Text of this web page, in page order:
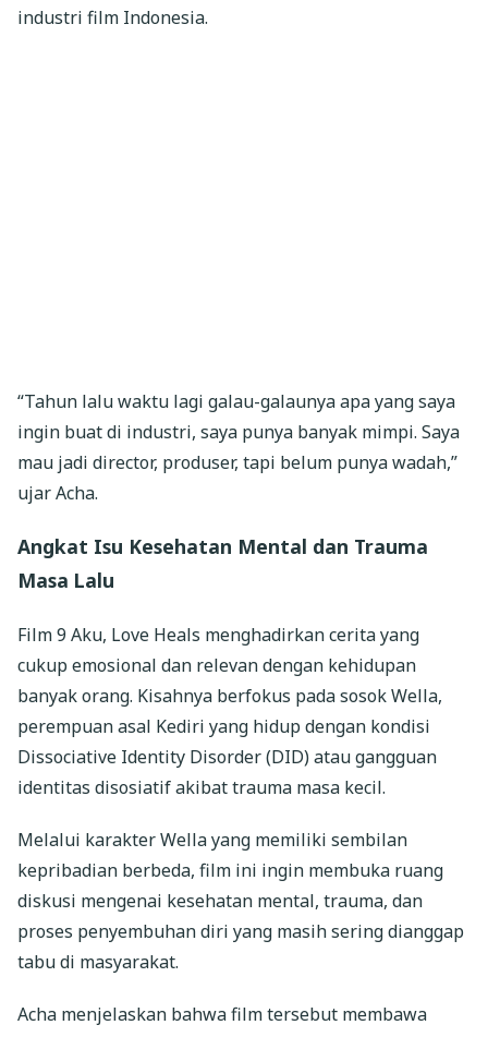
industri film Indonesia.
“Tahun lalu waktu lagi galau-galaunya apa yang saya
ingin buat di industri, saya punya banyak mimpi. Saya
mau jadi director, produser, tapi belum punya wadah,”
ujar Acha.
Angkat Isu Kesehatan Mental dan Trauma
Masa Lalu
Film 9 Aku, Love Heals menghadirkan cerita yang
cukup emosional dan relevan dengan kehidupan
banyak orang. Kisahnya berfokus pada sosok Wella,
perempuan asal Kediri yang hidup dengan kondisi
Dissociative Identity Disorder (DID) atau gangguan
identitas disosiatif akibat trauma masa kecil.
Melalui karakter Wella yang memiliki sembilan
kepribadian berbeda, film ini ingin membuka ruang
diskusi mengenai kesehatan mental, trauma, dan
proses penyembuhan diri yang masih sering dianggap
tabu di masyarakat.
Acha menjelaskan bahwa film tersebut membawa